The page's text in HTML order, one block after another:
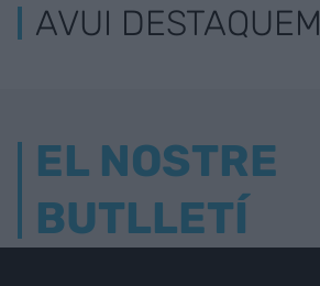
AVUI DESTAQUEM
EL NOSTRE
BUTLLETÍ